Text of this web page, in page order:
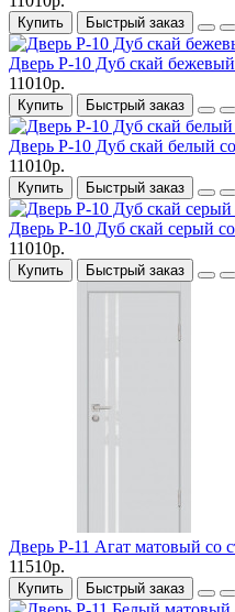
Купить Быстрый заказ
Дверь P-10 Дуб скай
11010р.
Купить Быстрый заказ
Дверь P-10 Дуб скай белый
11010р.
Купить Быстрый заказ
Дверь P-10 Дуб скай серый
11010р.
Купить Быстрый заказ
Дверь P-11 Агат матовый со
11510р.
Купить Быстрый заказ